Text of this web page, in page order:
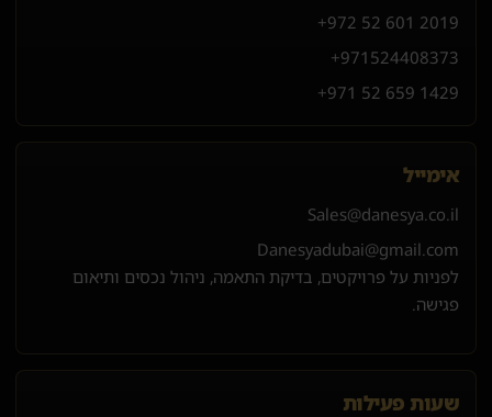
+972 52 601 2019
+971 524408373
+971 52 659 1429
אימייל
Sales@danesya.co.il
Danesyadubai@gmail.com
לפניות על פרויקטים, בדיקת התאמה, ניהול נכסים ותיאום
פגישה.
שעות פעילות